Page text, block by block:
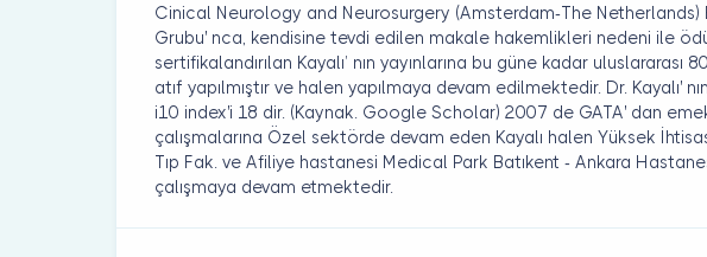
Cinical Neurology and Neurosurgery (Amsterdam-The Netherlands)
Grubu' nca, kendisine tevdi edilen makale hakemlikleri nedeni ile
sertifikalandırılan Kayalı’ nın yayınlarına bu güne kadar uluslararası
atıf yapılmıştır ve halen yapılmaya devam edilmektedir. Dr. Kayalı'
i10 index'i 18 dir. (Kaynak. Google Scholar) 2007 de GATA' dan
çalışmalarına Özel sektörde devam eden Kayalı halen Yüksek
Tıp Fak. ve Afiliye hastanesi Medical Park Batıkent - Ankara
çalışmaya devam etmektedir.